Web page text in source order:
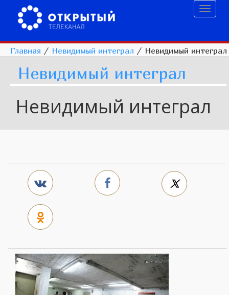
Главная / Невидимый интеграл / Невидимый интеграл
Невидимый интеграл
Невидимый интеграл